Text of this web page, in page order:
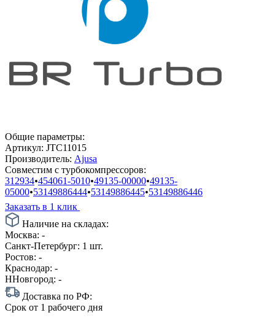
Общие параметры:
Артикул: JTC11015
Производитель: Ajusa
Совместим с турбокомпрессоров:
312934•454061-5010•49135-00000•49135-
05000•53149886444•53149886445•53149886446
Заказать в 1 клик
Наличие на складах:
Москва: -
Санкт-Петербург: 1 шт.
Ростов: -
Краснодар: -
ННовгород: -
Доставка по РФ:
Срок от 1 рабочего дня